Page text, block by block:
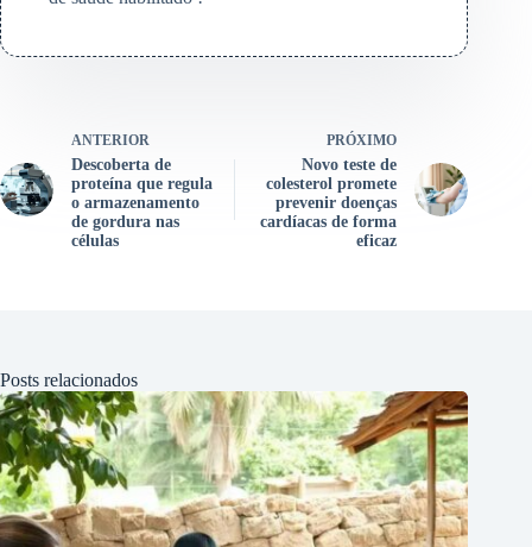
ANTERIOR
Descoberta de
proteína que regula
o armazenamento
de gordura nas
células
PRÓXIMO
Novo teste de
colesterol promete
prevenir doenças
cardíacas de forma
eficaz
Posts relacionados